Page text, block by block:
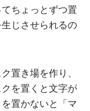
ちょっとずつ置
じさせられるの
置き場を作り、
クを置くと文字が
置かないと「マ